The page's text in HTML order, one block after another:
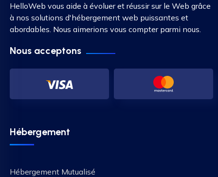
HelloWeb vous aide à évoluer et réussir sur le Web grâce
à nos solutions d'hébergement web puissantes et
abordables. Nous aimerions vous compter parmi nous.
Nous acceptons
Hébergement
Hébergement Mutualisé